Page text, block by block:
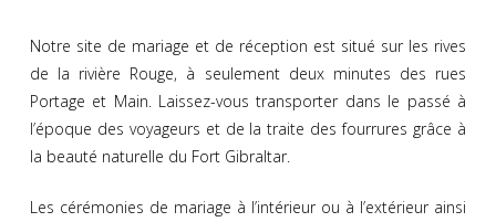
Notre site de mariage et de réception est situé sur les rives
de la rivière Rouge, à seulement deux minutes des rues
Portage et Main. Laissez-vous transporter dans le passé à
l’époque des voyageurs et de la traite des fourrures grâce à
la beauté naturelle du Fort Gibraltar.
Les cérémonies de mariage à l’intérieur ou à l’extérieur ainsi